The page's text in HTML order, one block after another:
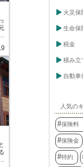
火災保
生命保
税金
積み立
自動車
人気の
保険料
保険金
特約